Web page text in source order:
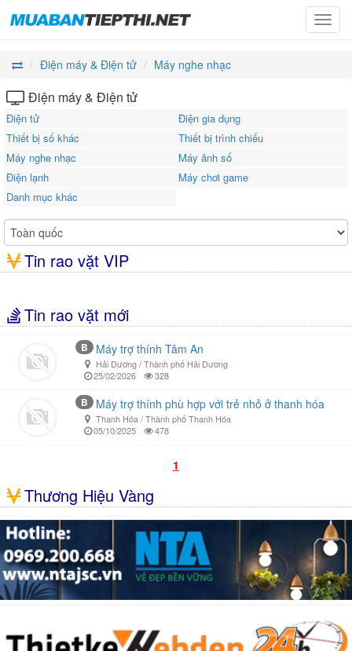
Điện máy & Điện tử
Máy nghe nhạc
Điện máy & Điện tử
Điện tử
Điện gia dụng
Thiết bị số khác
Thiết bị trình chiếu
Máy nghe nhạc
Máy ảnh số
Điện lạnh
Máy chơi game
Danh mục khác
Tin rao vặt VIP
Tin rao vặt mới
B Máy trợ thính Tâm An
Hải Dương / Thành phố Hải Dương
25/02/2026
328
B Máy trợ thính phù hợp với trẻ nhỏ ở thanh hóa
Thanh Hóa / Thành phố Thanh Hóa
05/10/2025
478
1
Thương Hiệu Vàng